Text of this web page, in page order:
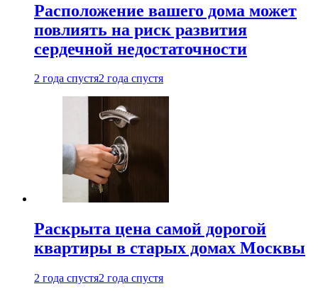
Расположение вашего дома может
повлиять на риск развития
сердечной недостаточности
2 года спустя2 года спустя
Раскрыта цена самой дорогой
квартиры в старых домах Москвы
2 года спустя2 года спустя